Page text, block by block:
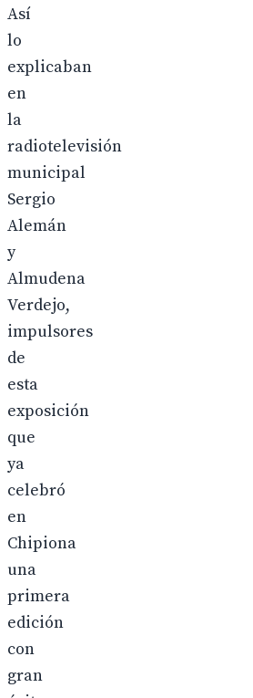
Así
lo
explicaban
en
la
radiotelevisión
municipal
Sergio
Alemán
y
Almudena
Verdejo,
impulsores
de
esta
exposición
que
ya
celebró
en
Chipiona
una
primera
edición
con
gran